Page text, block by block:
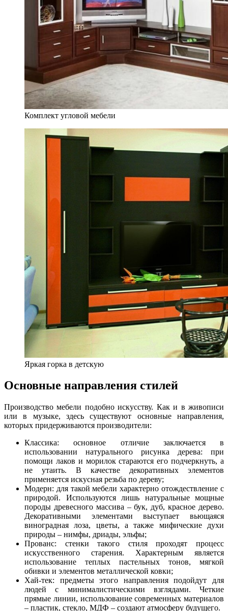
Комплект угловой мебели
Яркая горка в детскую
Основные направления стилей
Производство мебели подобно искусству. Как и в живописи
или в музыке, здесь существуют основные направления,
которых придерживаются производители:
Классика: основное отличие заключается в
использовании натурального рисунка дерева: при
помощи лаков и морилок стараются его подчеркнуть, а
не утаить. В качестве декоративных элементов
применяется искусная резьба по дереву;
Модерн: для такой мебели характерно отождествление с
природой. Используются лишь натуральные мощные
породы древесного массива – бук, дуб, красное дерево.
Декоративными элементами выступает вьющаяся
виноградная лоза, цветы, а также мифические духи
природы – нимфы, дриады, эльфы;
Прованс: стенки такого стиля проходят процесс
искусственного старения. Характерным является
использование теплых пастельных тонов, мягкой
обивки и элементов металлической ковки;
Хай-тек: предметы этого направления подойдут для
людей с минималистическими взглядами. Четкие
прямые линии, использование современных материалов
– пластик, стекло, МДФ – создают атмосферу будущего.